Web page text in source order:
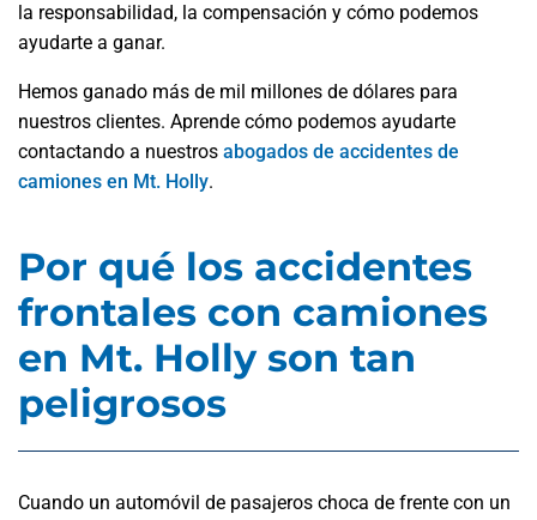
la responsabilidad, la compensación y cómo podemos
ayudarte a ganar.
Hemos ganado más de mil millones de dólares para
nuestros clientes. Aprende cómo podemos ayudarte
contactando a nuestros abogados de accidentes de
camiones en Mt. Holly.
Por qué los accidentes
frontales con camiones
en Mt. Holly son tan
peligrosos
Cuando un automóvil de pasajeros choca de frente con un